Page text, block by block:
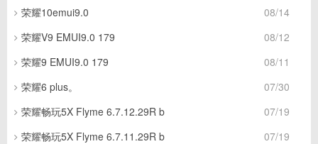
08/14
荣耀10emui9.0
08/12
荣耀V9 EMUI9.0 179
08/11
荣耀9 EMUI9.0 179
07/30
荣耀6 plus。
07/19
荣耀畅玩5X Flyme 6.7.12.29R b
07/19
荣耀畅玩5X Flyme 6.7.11.29R b